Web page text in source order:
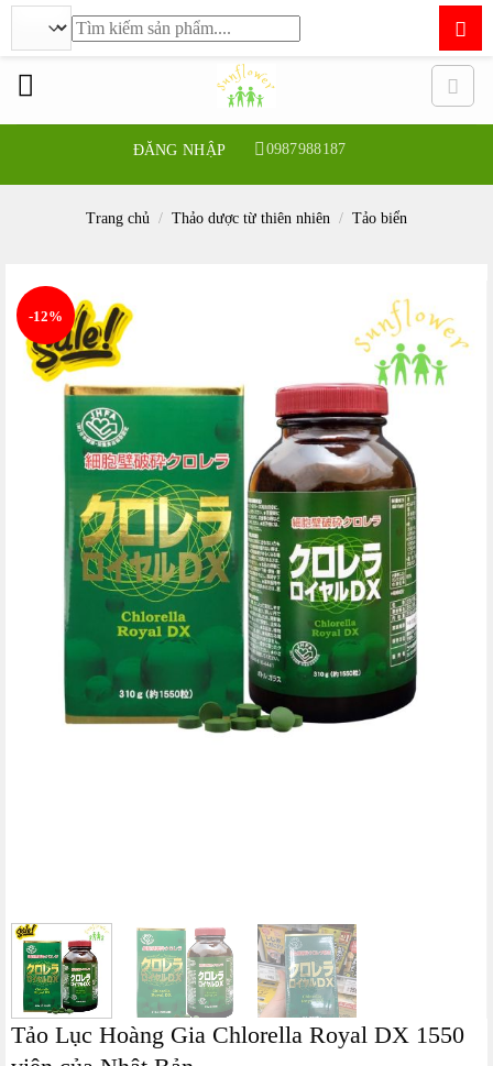
ĐĂNG NHẬP 0987988187
Tìm
kiếm:
Trang chủ / Thảo dược từ thiên nhiên / Tảo biển
-12%
Tảo Lục Hoàng Gia Chlorella Royal DX 1550